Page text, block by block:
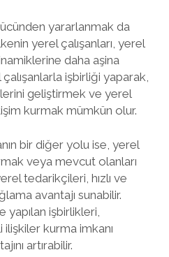
yararlanmak da
yerel çalışanları, yerel
daha aşina
işbirliği yaparak,
geliştirmek ve yerel
kurmak mümkün olur.
bir diğer yolu ise, yerel
veya mevcut olanları
tedarikçileri, hızlı ve
avantajı sunabilir.
yapılan işbirlikleri,
kurma imkanı
artırabilir.